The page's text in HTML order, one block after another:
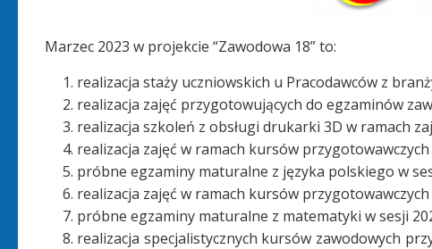
Marzec 2023 w projekcie “Zawodowa 18” to:
realizacja staży uczniowskich u Pracodawców z
realizacja zajęć przygotowujących do egzaminów
realizacja szkoleń z obsługi drukarki 3D w ramach
realizacja zajęć w ramach kursów
próbne egzaminy maturalne z języka polskiego w
realizacja zajęć w ramach kursów
próbne egzaminy maturalne z matematyki w sesji
realizacja specjalistycznych kursów zawodowych